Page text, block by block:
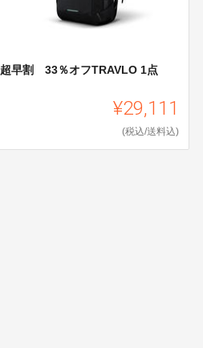
超早割 33％オフTRAVLO 1点
¥29,111
(税込/送料込)